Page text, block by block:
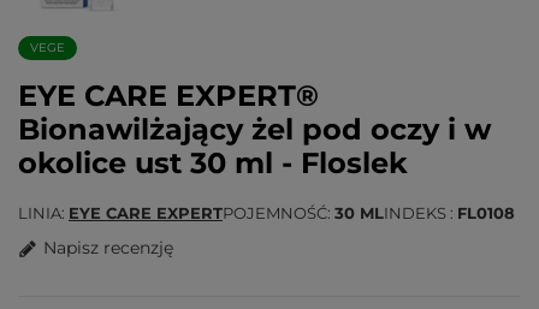
VEGE
EYE CARE EXPERT®
Bionawilżający żel pod oczy i w
okolice ust 30 ml - Floslek
LINIA EYE CARE EXPERTPOJEMNOŚĆ 30 MLINDEKS FL0108
Napisz recenzję